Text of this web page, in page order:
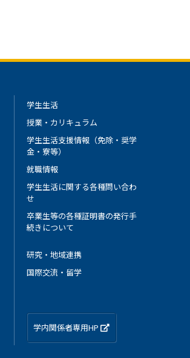
学生生活
授業・カリキュラム
学生生活支援情報（免除・奨学
金・寮等）
就職情報
学生生活に関する各種問い合わ
せ
卒業生等の各種証明書の発行手
続きについて
研究・地域連携
国際交流・留学
学内関係者専用HP